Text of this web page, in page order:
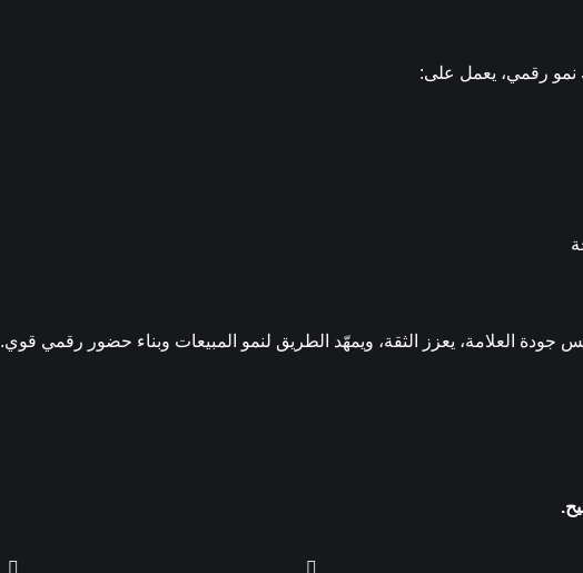
نمو رقمي، يعمل على:
جودة العلامة، يعزز الثقة، ويمهّد الطريق لنمو المبيعات وبناء حضور رقمي قوي.